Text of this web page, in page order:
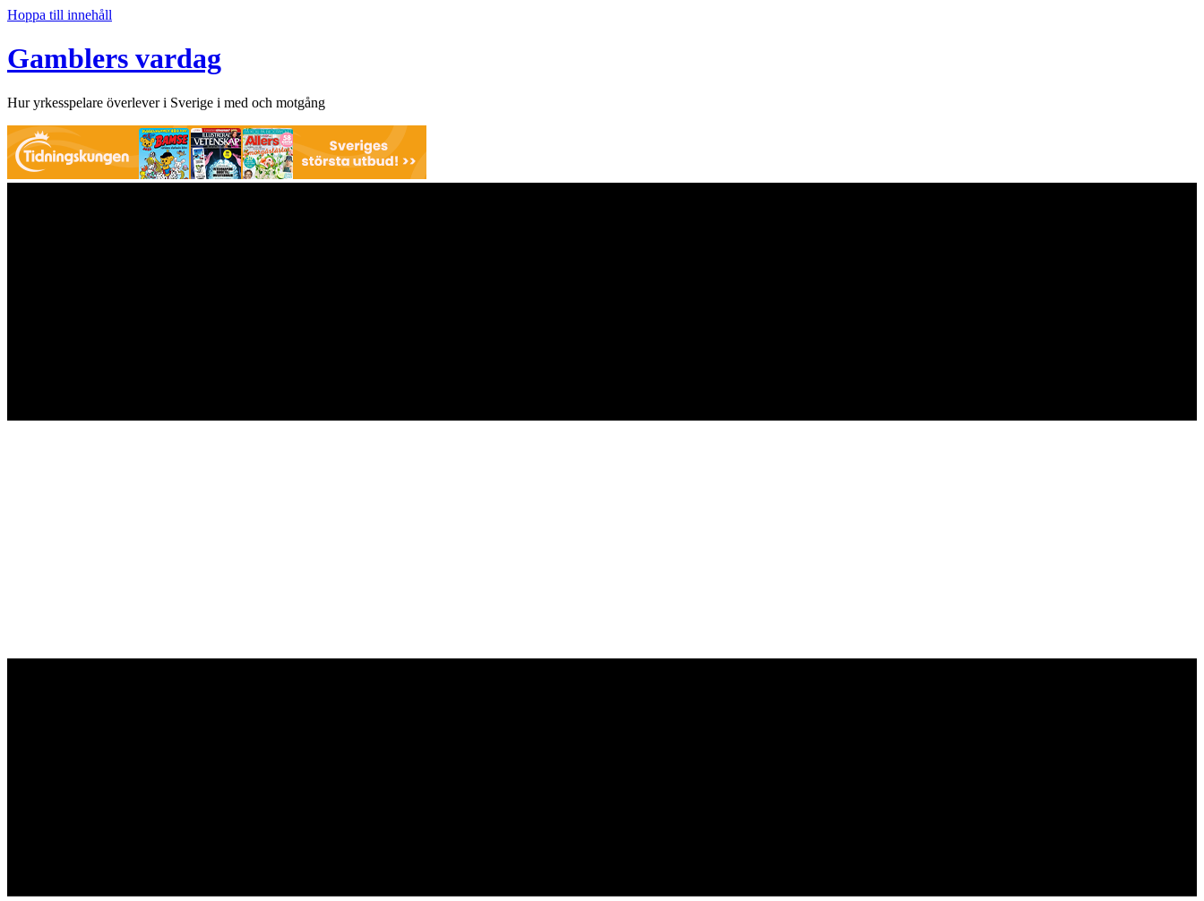
Hoppa till innehåll
Gamblers vardag
Hur yrkesspelare överlever i Sverige i med och motgång